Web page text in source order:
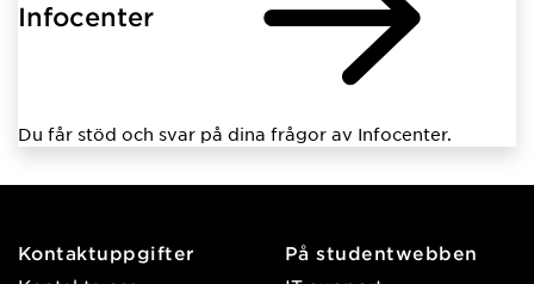
Infocenter
Du får stöd och svar på dina frågor av Infocenter.
Kontaktuppgifter
På studentwebben